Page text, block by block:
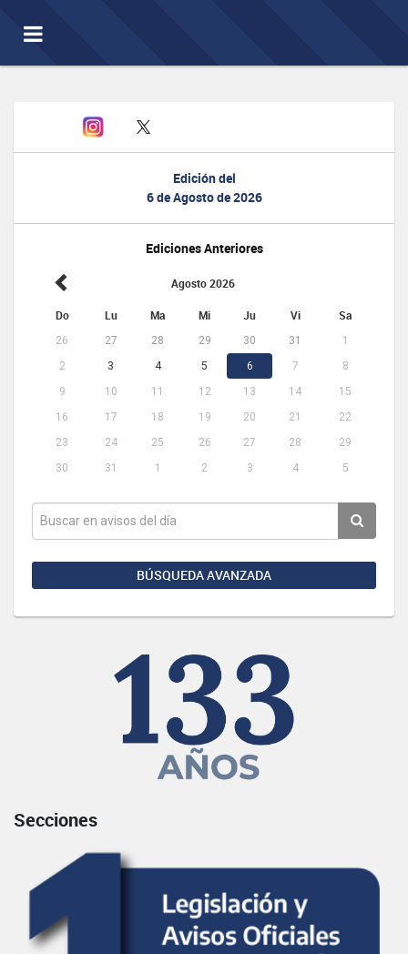
Toggle
navigation
Edición del
6 de Agosto de 2026
Ediciones Anteriores
Agosto 2026
Do Lu Ma Mi Ju Vi Sa
26 27 28 29 30 31
1
2
3 4 5 6 7
8
9
10 11 12 13 14
15
16
17 18 19 20 21
22
23
24 25 26 27 28
29
30
31 1 2 3 4 5
BÚSQUEDA AVANZADA
Secciones